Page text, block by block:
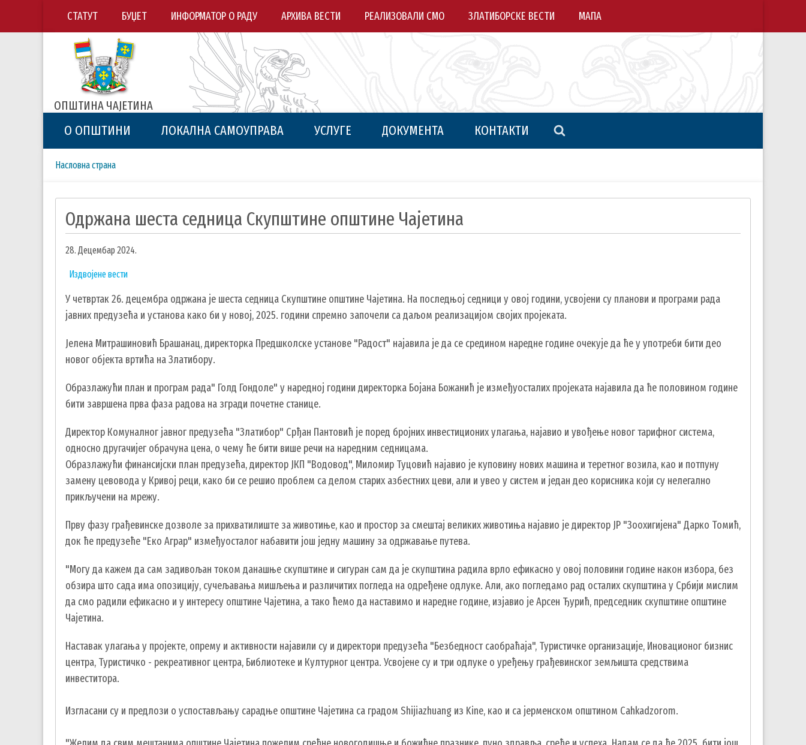
СТАТУТ БУЏЕТ ИНФОРМАТОР О РАДУ АРХИВА ВЕСТИ РЕАЛИЗОВАЛИ СМО ЗЛАТИБОРСКЕ ВЕСТИ МАПА
ОПШТИНА ЧАЈЕТИНА
О ОПШТИНИ ЛОКАЛНА САМОУПРАВА УСЛУГЕ ДОКУМЕНТА КОНТАКТИ
Breadcrumbs
You
Насловна страна
Одржана шеста седница Скупштине општине Чајетина
28. Децембар 2024.
Издвојене вести
У четвртак 26. децембра одржана је шеста седница Скупштине општине Чајетина. На последњој седници у овој години, усвојени су планови и програми рада
јавних предузећа и установа како би у новој, 2025. години спремно започели са даљом реализацијом својих пројеката.
Јелена Митрашиновић Брашанац, директорка Предшколске установе "Радост" најавила је да се средином наредне године очекује да ће у употреби бити део
новог објекта вртића на Златибору.
Образлажући план и програм рада" Голд Гондоле" у наредној години директорка Бојана Божанић је измеђуосталих пројеката најавила да ће половином године
бити завршена прва фаза радова на згради почетне станице.
Директор Комуналног јавног предузећа "Златибор" Срђан Пантовић је поред бројних инвестиционих улагања, најавио и увођење новог тарифног система,
односно другачијег обрачуна цена, о чему ће бити више речи на наредним седницама.
Образлажући финансијски план предузећа, директор ЈКП "Водовод", Миломир Туцовић најавио је куповину нових машина и теретног возила, као и потпуну
замену цевовода у Кривој реци, како би се решио проблем са делом старих азбестних цеви, али и увео у систем и један део корисника који су нелегално
прикључени на мрежу.
Прву фазу грађевинске дозволе за прихватилиште за животиње, као и простор за смештај великих животиња најавио је директор JP "Зоохигијена" Дарко Томић,
док ће предузеће "Еко Аграр" измеђуосталог набавити још једну машину за одржавање путева.
"Могу да кажем да сам задивољан током данашње скупштине и сигуран сам да је скупштина радила врло ефикасно у овој половини године након избора, без
обзира што сада има опозицију, сучељавања мишљења и различитих погледа на одређене одлуке. Али, ако погледамо рад осталих скупштина у Србији мислим
да смо радили ефикасно и у интересу општине Чајетина, а тако ћемо да наставимо и наредне године, изјавио је Арсен Ђурић, председник скупштине општине
Чајетина.
Наставак улагања у пројекте, опрему и активности најавили су и директори предузећа "Безбедност саобраћаја", Туристичке организације, Иновационог бизнис
центра, Туристичко - рекреативног центра, Библиотеке и Културног центра. Усвојене су и три одлуке о уређењу грађевинског земљишта средствима
инвеститора.
Изгласани су и предлози о успостављању сарадње општине Чајетина са градом Shijiazhuang из Kinе, као и са јерменском општином Cahkadzorom.